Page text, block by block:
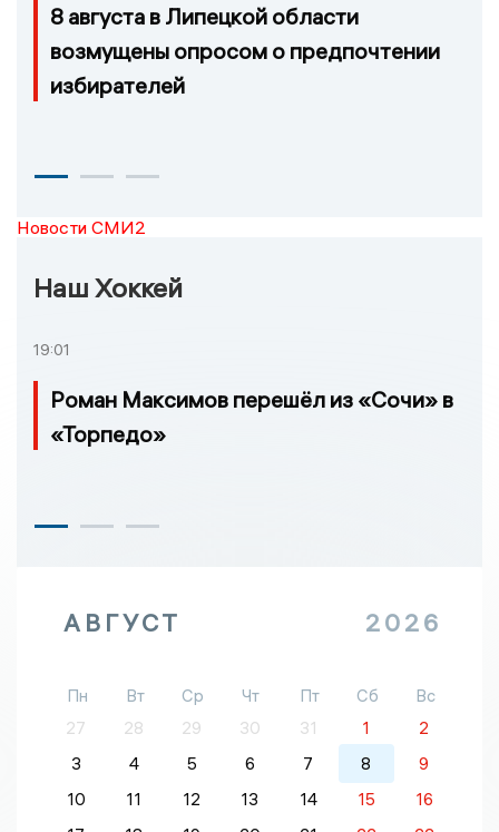
8 августа в Липецкой области
возмущены опросом о предпочтении
избирателей
Новости СМИ2
Наш Хоккей
19:01
Роман Максимов перешёл из «Сочи» в
«Торпедо»
АВГУСТ 2026
Пн Вт Ср Чт Пт Сб
Вс
27
28 29 30 31 1
2
3
4 5 6 7 8
9
10
11 12 13 14 15
16